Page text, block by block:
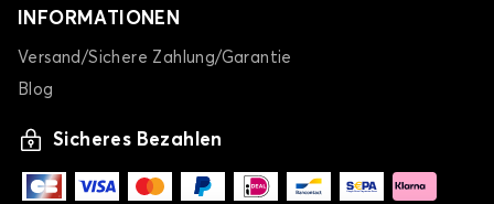
INFORMATIONEN
Versand/Sichere Zahlung/Garantie
Blog
Sicheres Bezahlen